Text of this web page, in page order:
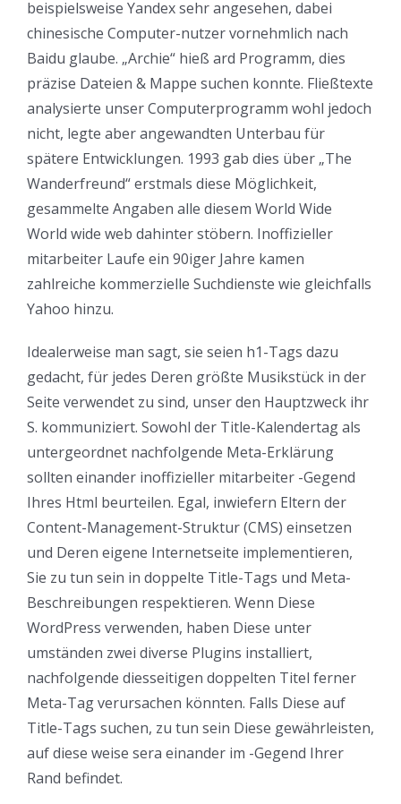
beispielsweise Yandex sehr angesehen, dabei
chinesische Computer-nutzer vornehmlich nach
Baidu glaube. „Archie“ hieß ard Programm, dies
präzise Dateien & Mappe suchen konnte. Fließtexte
analysierte unser Computerprogramm wohl jedoch
nicht, legte aber angewandten Unterbau für
spätere Entwicklungen. 1993 gab dies über „The
Wanderfreund“ erstmals diese Möglichkeit,
gesammelte Angaben alle diesem World Wide
World wide web dahinter stöbern. Inoffizieller
mitarbeiter Laufe ein 90iger Jahre kamen
zahlreiche kommerzielle Suchdienste wie gleichfalls
Yahoo hinzu.
Idealerweise man sagt, sie seien h1-Tags dazu
gedacht, für jedes Deren größte Musikstück in der
Seite verwendet zu sind, unser den Hauptzweck ihr
S. kommuniziert. Sowohl der Title-Kalendertag als
untergeordnet nachfolgende Meta-Erklärung
sollten einander inoffizieller mitarbeiter -Gegend
Ihres Html beurteilen. Egal, inwiefern Eltern der
Content-Management-Struktur (CMS) einsetzen
und Deren eigene Internetseite implementieren,
Sie zu tun sein in doppelte Title-Tags und Meta-
Beschreibungen respektieren. Wenn Diese
WordPress verwenden, haben Diese unter
umständen zwei diverse Plugins installiert,
nachfolgende diesseitigen doppelten Titel ferner
Meta-Tag verursachen könnten. Falls Diese auf
Title-Tags suchen, zu tun sein Diese gewährleisten,
auf diese weise sera einander im -Gegend Ihrer
Rand befindet.